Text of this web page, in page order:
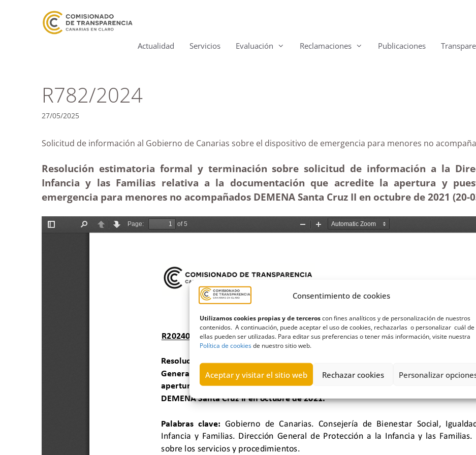
Consentimiento de cookies
Utilizamos cookies propias y de terceroscon fines analíticos y de personalización de nuestros
contenidos. A continuación, puede aceptar el uso de cookies, rechazarlas o personalizar cuál de
ellas pueden ser utilizadas. Para editar sus preferencias o tener más información, visite nuestra
Política de cookiesde nuestro sitio web.
Aceptar y visitar el sitio web Rechazar cookies Personalizar
Actualidad Servicios Evaluación Reclamaciones Publicaciones
R782/2024
27/05/2025
Solicitud de información al Gobierno de Canarias sobre el dispositivo de emergencia para menores no
Resolución estimatoria formal y terminación sobre solicitud de información a la
Infancia y las Familias relativa a la documentación que acredite la apertura y
emergencia para menores no acompañados DEMENA Santa Cruz II en octubre de 2021 (20-